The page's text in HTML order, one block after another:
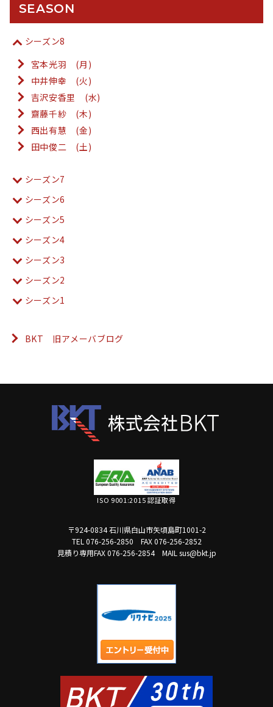
SEASON
シーズン8
宮本光羽 (月)
中井伸幸 (火)
吉沢安香里 (水)
齋藤千紗 (木)
西出有慧 (金)
田中俊二 (土)
シーズン7
シーズン6
シーズン5
シーズン4
シーズン3
シーズン2
シーズン1
BKT 旧アメーバブログ
ISO 9001:2015 認証取得
〒924-0834 石川県白山市矢頃島町1001-2
TEL 076-256-2850
FAX 076-256-2852
見積り専用FAX 076-256-2854
MAIL sus@bkt.jp